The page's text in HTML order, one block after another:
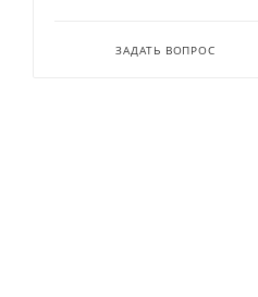
ЗАДАТЬ ВОПРОС